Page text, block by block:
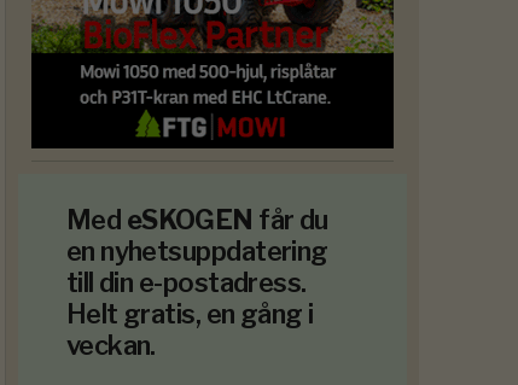
Med eSKOGEN får du
en nyhetsuppdatering
till din e-postadress.
Helt gratis, en gång i
veckan.